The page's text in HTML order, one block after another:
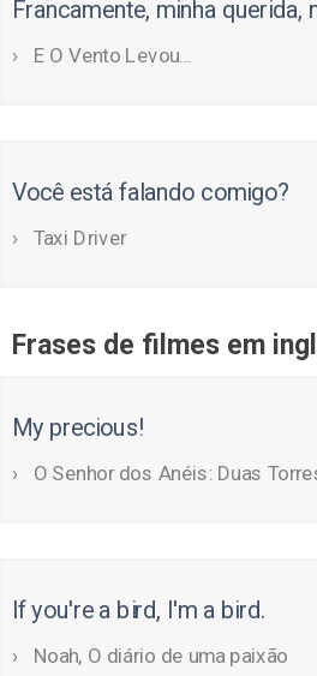
Francamente, minha querida,
E O Vento Levou...
Você está falando comigo?
Taxi Driver
Frases de filmes em
My precious!
O Senhor dos Anéis: Duas
If you're a bird, I'm a bird.
Noah, O diário de uma paixão